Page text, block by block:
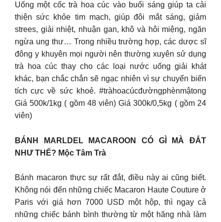
Uống một cốc trà hoa cúc vào buổi sáng giúp ta cải
thiện sức khỏe tim mạch, giúp đôi mắt sáng, giảm
strees, giải nhiệt, nhuận gan, khô và hôi miệng, ngăn
ngừa ung thư… Trong nhiều trường hợp, các dược sĩ
đông y khuyên mọi người nên thường xuyên sử dụng
trà hoa cúc thay cho các loại nước uống giải khát
khác, bạn chắc chắn sẽ ngạc nhiên vì sự chuyển biến
tích cực về sức khoẻ. #tràhoacúcđườngphènmậtong
Giá 500k/1kg ( gồm 48 viên) Giá 300k/0,5kg ( gồm 24
viên)
BÁNH MARLDEL MACAROON CÓ GÌ MÀ ĐẮT
NHƯ THẾ? Mộc Tâm Trà
Bánh macaron thực sự rất đắt, điều này ai cũng biết.
Không nói đến những chiếc Macaron Haute Couture ở
Paris với giá hơn 7000 USD một hộp, thì ngay cả
những chiếc bánh bình thường từ một hãng nhà làm